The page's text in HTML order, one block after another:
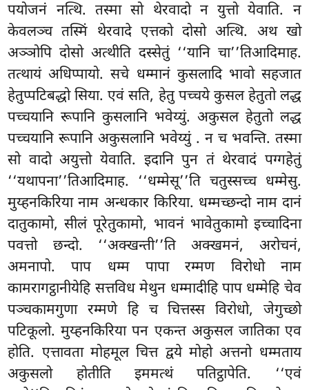
पयोजनं नत्थि. तस्मा सो थेरवादो न युत्तो येवाति. न
केवलञ्च तस्मिं थेरवादे एत्तको दोसो अत्थि. अथ खो
अञ्ञोपि दोसो अत्थीति दस्सेतुं ‘‘यानि चा’’तिआदिमाह.
तत्थायं अधिप्पायो. सचे धम्मानं कुसलादि भावो सहजात
हेतुप्पटिबद्धो सिया. एवं सति, हेतु पच्चये कुसल हेतुतो लद्ध
पच्चयानि रूपानि कुसलानि भवेय्युं. अकुसल हेतुतो लद्ध
पच्चयानि रूपानि अकुसलानि भवेय्युं . न च भवन्ति. तस्मा
सो वादो अयुत्तो येवाति. इदानि पुन तं थेरवादं पग्गहेतुं
‘‘यथापना’’तिआदिमाह. ‘‘धम्मेसू’’ति चतुस्सच्च धम्मेसु.
मुय्हनकिरिया नाम अन्धकार किरिया. धम्मच्छन्दो नाम दानं
दातुकामो, सीलं पूरेतुकामो, भावनं भावेतुकामो इच्चादिना
पवत्तो छन्दो. ‘‘अक्खन्ती’’ति अक्खमनं, अरोचनं,
अमनापो. पाप धम्म पापा रम्मण विरोधो नाम
कामरागट्ठानीयेहि सत्तविध मेथुन धम्मादीहि पाप धम्मेहि चेव
पञ्चकामगुणा रम्मणे हि च चित्तस्स विरोधो, जेगुच्छो
पटिकूलो. मुय्हनकिरिया पन एकन्त अकुसल जातिका एव
होति. एत्तावता मोहमूल चित्त द्वये मोहो अत्तनो धम्मताय
अकुसलो होतीति इममत्थं पतिट्ठापेति. ‘‘एवं